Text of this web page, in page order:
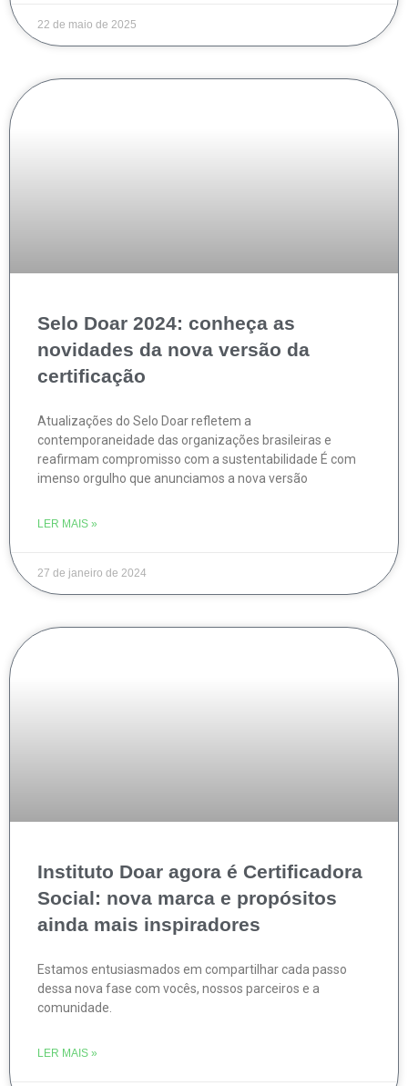
22 de maio de 2025
Selo Doar 2024: conheça as
novidades da nova versão da
certificação
Atualizações do Selo Doar refletem a
contemporaneidade das organizações brasileiras e
reafirmam compromisso com a sustentabilidade É com
imenso orgulho que anunciamos a nova versão
LER MAIS »
27 de janeiro de 2024
Instituto Doar agora é Certificadora
Social: nova marca e propósitos
ainda mais inspiradores
Estamos entusiasmados em compartilhar cada passo
dessa nova fase com vocês, nossos parceiros e a
comunidade.
LER MAIS »